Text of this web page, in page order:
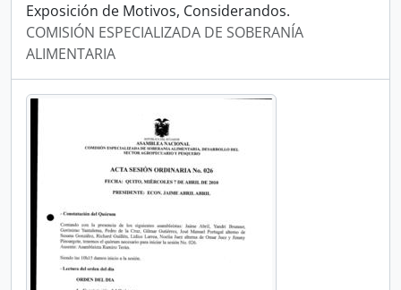
Exposición de Motivos, Considerandos.
COMISIÓN ESPECIALIZADA DE SOBERANÍA
ALIMENTARIA